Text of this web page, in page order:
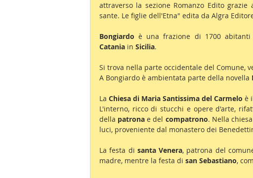
attraverso la sezione Romanzo Edito grazie
sante. Le figlie dell'Etna" edita da Algra
Bongiardo è una frazione di 1700
Catania in Sicilia.
Si trova nella parte occidentale del Comune,
A Bongiardo è ambientata parte della novella
La Chiesa di Maria Santissima del Carmelo è
L'interno, ricco di stucchi e opere d'arte,
della patrona e del compatrono. Nella
luci, proveniente dal monastero dei
La festa di santa Venera, patrona del
madre, mentre la festa di san Sebastiano,